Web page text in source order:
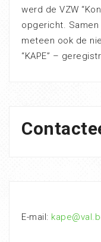
werd de VZW
opgericht.
meteen ook de
“KAPE” –
E-mail: